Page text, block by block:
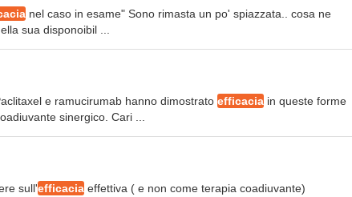
nel caso in esame" Sono rimasta un po' spiazzata.. cosa ne
sua disponoibil ...
e ramucirumab hanno dimostrato efficacia in queste forme
sinergico. Cari ...
sull'efficacia effettiva ( e non come terapia coadiuvante)